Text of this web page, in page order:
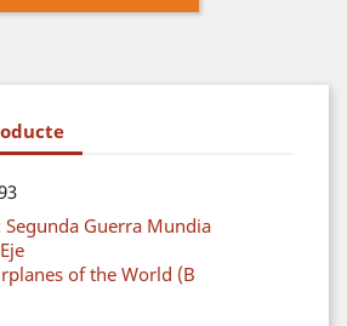
Segunda Guerra Mundia
of the World (B